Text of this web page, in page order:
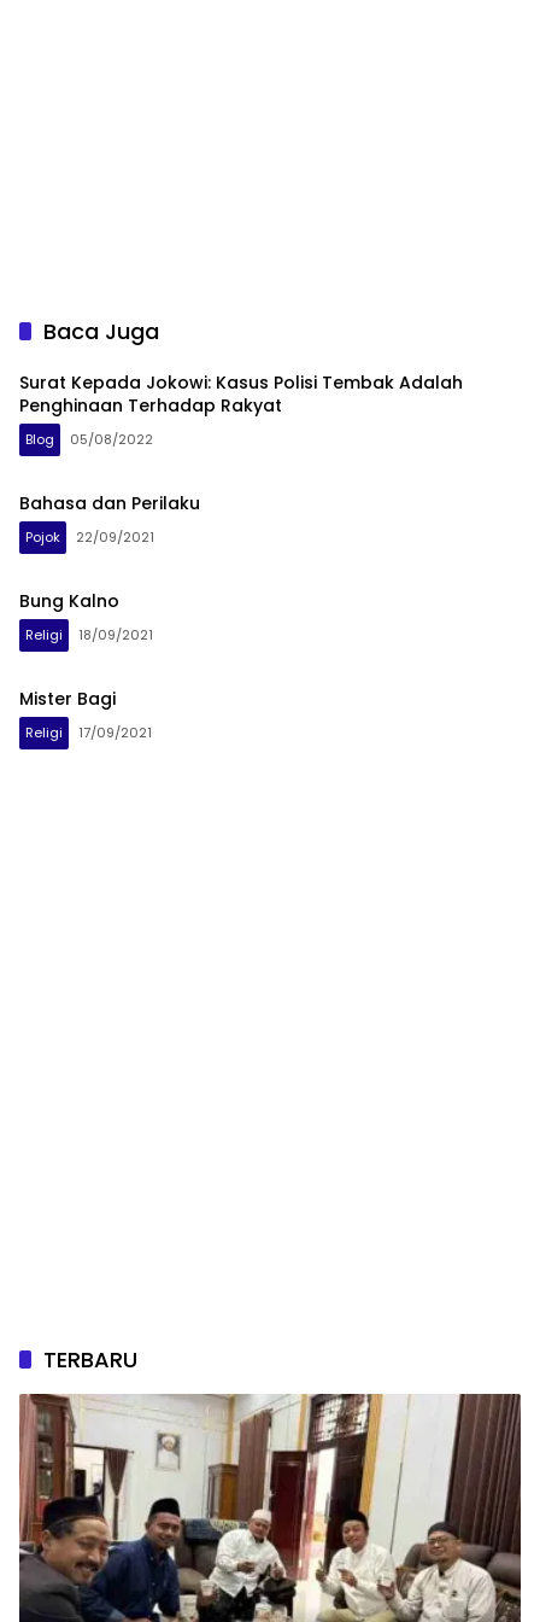
Baca Juga
Surat Kepada Jokowi: Kasus Polisi Tembak Adalah
Penghinaan Terhadap Rakyat
Blog 05/08/2022
Bahasa dan Perilaku
Pojok 22/09/2021
Bung Kalno
Religi 18/09/2021
Mister Bagi
Religi 17/09/2021
TERBARU